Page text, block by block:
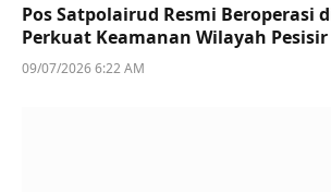
Pos Satpolairud Resmi Beroperasi
Perkuat Keamanan Wilayah Pesisir
09/07/2026 6:22 AM